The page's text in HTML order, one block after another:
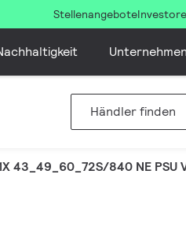
Stellenangebote
Unternehmen
Händler finden
43_49_60_72S/840 NE PSU